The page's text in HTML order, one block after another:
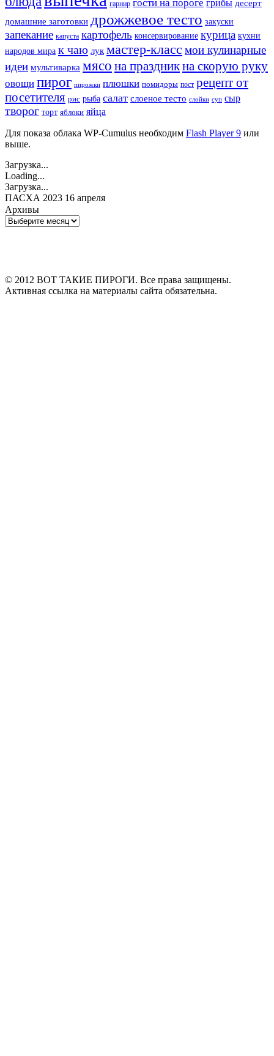
гарнир гости на пороге грибы десерт
домашние заготовки дрожжевое тесто закуски
запекание капуста картофель консервирование курица кухни
народов мира к чаю лук мастер-класс мои кулинарные
идеи мультиварка мясо на праздникна скорую руку
овощи пирог пирожки плюшки помидоры пост рецепт от
посетителя рис рыба салат слоеное тесто слойки суп сыр
творог торт яблоки яйца
Для показа облака WP-Cumulus необходим Flash Player 9 или
выше.
Загрузка...
Loading...
Загрузка...
ПАСХА 2023 16 апреля
Архивы
Архивы
© 2012 ВОТ ТАКИЕ ПИРОГИ. Все права защищены.
Активная ссылка на материалы сайта обязательна.